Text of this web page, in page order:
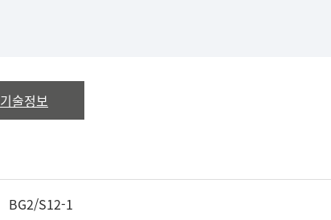
기술정보
BG2/S12-1